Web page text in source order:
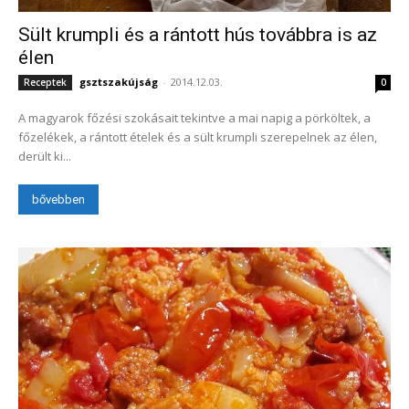
Sült krumpli és a rántott hús továbbra is az
élen
Receptek gsztszakújság - 2014.12.03. 0
A magyarok főzési szokásait tekintve a mai napig a pörköltek, a
főzelékek, a rántott ételek és a sült krumpli szerepelnek az élen,
derült ki...
bővebben